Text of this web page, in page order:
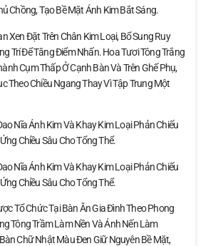
Chồng, Tạo Bề Mặt Ánh Kim Bắt Sáng.
Xen Đặt Trên Chân Kim Loại, Bổ Sung Ruy
Trí Để Tăng Điểm Nhấn. Hoa Tươi Tông Trắng
Cụm Thấp Ở Cạnh Bàn Và Trên Ghế Phụ,
Theo Chiều Ngang Thay Vì Tập Trung Một
Nĩa Ánh Kim Và Khay Kim Loại Phản Chiếu
Chiều Sâu Cho Tổng Thể.
Nĩa Ánh Kim Và Khay Kim Loại Phản Chiếu
Chiều Sâu Cho Tổng Thể.
Tổ Chức Tại Bàn Ăn Gia Đình Theo Phong
Tông Trầm Làm Nền Và Ánh Nến Làm
Chữ Nhật Màu Đen Giữ Nguyên Bề Mặt,